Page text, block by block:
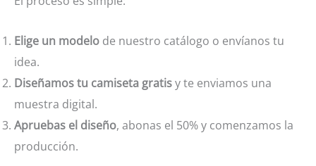
Elige un modelo de nuestro catálogo o envíanos tu
idea.
Diseñamos tu camiseta gratisy te enviamos una
muestra digital.
Apruebas el diseño, abonas el 50% y comenzamos la
producción.